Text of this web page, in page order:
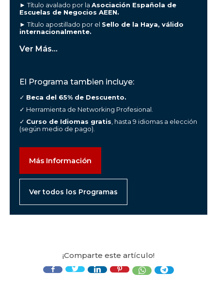
► Título avalado por la Asociación Española de
Escuelas de Negocios AEEN.
► Título apostillado por el Sello de la Haya, válido
internacionalmente.
Ver Más...
El Programa tambien incluye:
✓ Beca del 65% de Descuento.
✓ Herramienta de Networking Profesional.
✓ Curso de Idiomas gratis , hasta 9 idiomas a elección
(según medio de pago).
Más Información
Ver todos los Programas
¡Comparte este artículo!